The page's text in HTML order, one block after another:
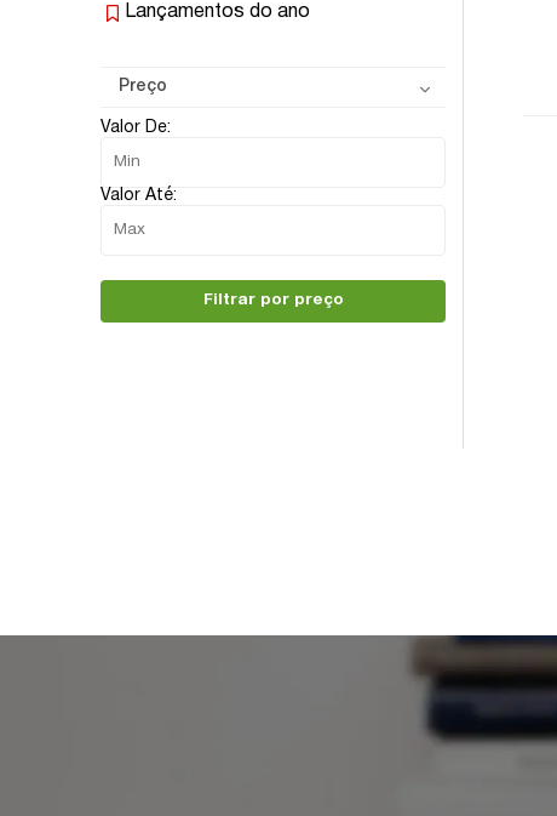
Lançamentos do ano
Preço
Valor De:
Valor Até:
Filtrar por preço